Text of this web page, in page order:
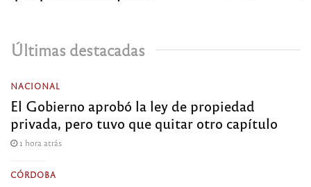
Últimas destacadas
NACIONAL
El Gobierno aprobó la ley de propiedad
privada, pero tuvo que quitar otro capítulo
1 hora atrás
CÓRDOBA